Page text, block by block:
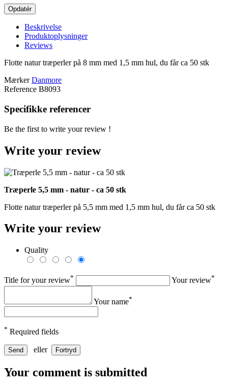
Beskrivelse
Produktoplysninger
Reviews
Flotte natur træperler på 8 mm med 1,5 mm hul, du får ca 50 stk
Mærker Danmore
Reference B8093
Specifikke referencer
Be the first to write your review !
Write your review
Træperle 5,5 mm - natur - ca 50 stk
Flotte natur træperler på 5,5 mm med 1,5 mm hul, du får ca 50 stk
Write your review
Quality
Title for your review* Your review*
Your name*
* Required fields
Send eller Fortryd
Your comment is submitted